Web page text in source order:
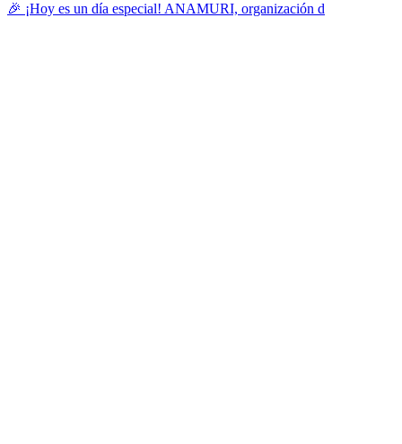
🎉 ¡Hoy es un día especial! ANAMURI, organización d